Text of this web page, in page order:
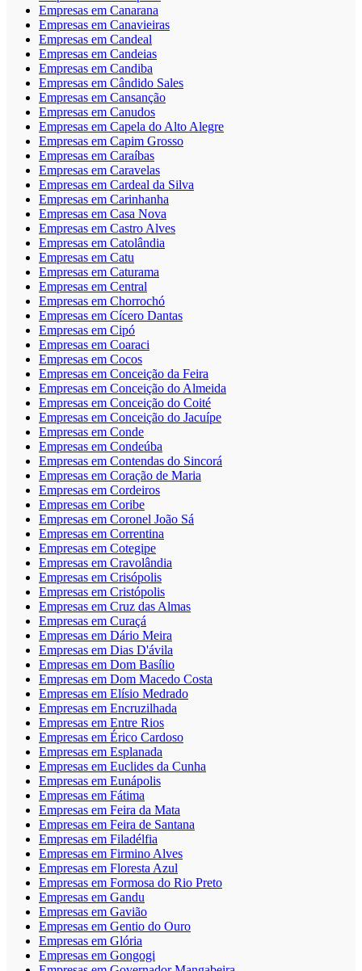
Empresas em Canarana
Empresas em Canavieiras
Empresas em Candeal
Empresas em Candeias
Empresas em Candiba
Empresas em Cândido Sales
Empresas em Cansanção
Empresas em Canudos
Empresas em Capela do Alto Alegre
Empresas em Capim Grosso
Empresas em Caraíbas
Empresas em Caravelas
Empresas em Cardeal da Silva
Empresas em Carinhanha
Empresas em Casa Nova
Empresas em Castro Alves
Empresas em Catolândia
Empresas em Catu
Empresas em Caturama
Empresas em Central
Empresas em Chorrochó
Empresas em Cícero Dantas
Empresas em Cipó
Empresas em Coaraci
Empresas em Cocos
Empresas em Conceição da Feira
Empresas em Conceição do Almeida
Empresas em Conceição do Coité
Empresas em Conceição do Jacuípe
Empresas em Conde
Empresas em Condeúba
Empresas em Contendas do Sincorá
Empresas em Coração de Maria
Empresas em Cordeiros
Empresas em Coribe
Empresas em Coronel João Sá
Empresas em Correntina
Empresas em Cotegipe
Empresas em Cravolândia
Empresas em Crisópolis
Empresas em Cristópolis
Empresas em Cruz das Almas
Empresas em Curaçá
Empresas em Dário Meira
Empresas em Dias D'ávila
Empresas em Dom Basílio
Empresas em Dom Macedo Costa
Empresas em Elísio Medrado
Empresas em Encruzilhada
Empresas em Entre Rios
Empresas em Érico Cardoso
Empresas em Esplanada
Empresas em Euclides da Cunha
Empresas em Eunápolis
Empresas em Fátima
Empresas em Feira da Mata
Empresas em Feira de Santana
Empresas em Filadélfia
Empresas em Firmino Alves
Empresas em Floresta Azul
Empresas em Formosa do Rio Preto
Empresas em Gandu
Empresas em Gavião
Empresas em Gentio do Ouro
Empresas em Glória
Empresas em Gongogi